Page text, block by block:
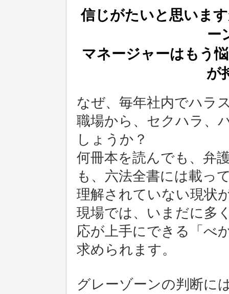
信じがたいと思いま
ー
マネージャーはもう
が
なぜ、毎年社内でハラ
職場から、セクハラ、
しょうか？
何冊本を読んでも、弁
も、六法全書には載っ
理解されていない現状
現場では、いまだに多
応が上手にできる「べ
求められます。
グレーゾーンの判断に